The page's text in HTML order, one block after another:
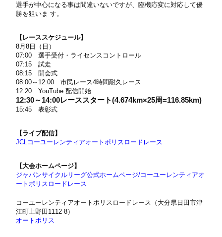
選手が中心になる事は間違いないですが、臨機応変に対応して優
勝を狙いま す。
【レーススケジュール】
8月8日（日）
07:00 選手受付・ライセンスコントロール
07:15 試走
08:15 開会式
08:00～12:00 市民レース4時間耐久レース
12:20 YouTube 配信開始
12:30～14:00レーススタート(4.674km×25周=116.85km)
15:45 表彰式
【ライブ配信】
JCLコーユーレンティアオートポリスロードレース
【大会ホームページ】
ジャパンサイクルリーグ公式ホームページ/コーユーレンティアオ
ートポリスロードレース
コーユーレンティアオートポリスロードレース（大分県日田市津
江町上野田1112-8）
オートポリス